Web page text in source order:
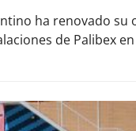
ha renovado su
de Palibex